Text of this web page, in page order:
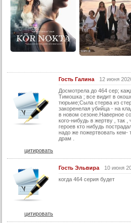
25 серия
26 серия
27 серия
28 серия
31 серия
32 серия
33 серия
35 серия
37 серия
38 серия
40 серия
Гость Галина
12 июня
Досмотрела до 464 сер;
Тимошка ; все видит в
тюрьме;Сыла стерва из
закоренелая убийца - на
в новом сезоне.Наверное
кого-нибудь в жертву , так
героев кто нибудь
надо же пожертвовать кем-
драм .
цитировать
Гость Эльвира
10 июня
когда 464 серия будет
цитировать